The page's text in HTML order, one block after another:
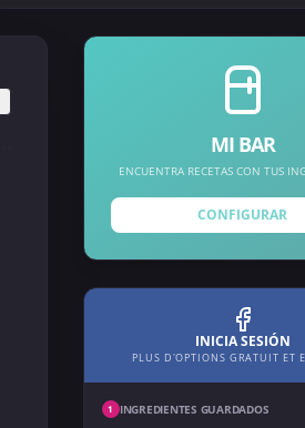
MI BAR
ENCUENTRA RECETAS CON TUS
CONFIGURAR
INICIA SESIÓN
PLUS D'OPTIONS GRATUIT ET
1 INGREDIENTES GUARDADOS